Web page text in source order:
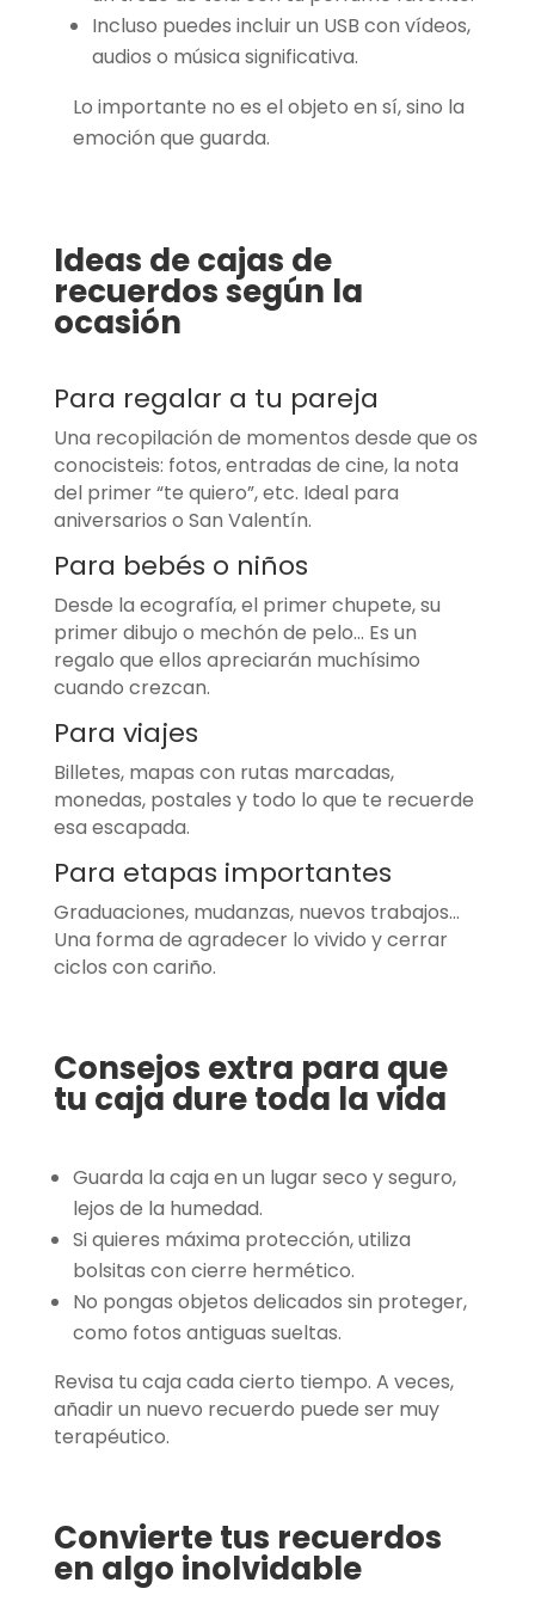
Incluso puedes incluir un USB con vídeos,
audios o música significativa.
Lo importante no es el objeto en sí, sino la
emoción que guarda.
Ideas de cajas de
recuerdos según la
ocasión
Para regalar a tu pareja
Una recopilación de momentos desde que os
conocisteis: fotos, entradas de cine, la nota
del primer “te quiero”, etc. Ideal para
aniversarios o San Valentín.
Para bebés o niños
Desde la ecografía, el primer chupete, su
primer dibujo o mechón de pelo… Es un
regalo que ellos apreciarán muchísimo
cuando crezcan.
Para viajes
Billetes, mapas con rutas marcadas,
monedas, postales y todo lo que te recuerde
esa escapada.
Para etapas importantes
Graduaciones, mudanzas, nuevos trabajos…
Una forma de agradecer lo vivido y cerrar
ciclos con cariño.
Consejos extra para que
tu caja dure toda la vida
Guarda la caja en un lugar seco y seguro,
lejos de la humedad.
Si quieres máxima protección, utiliza
bolsitas con cierre hermético.
No pongas objetos delicados sin proteger,
como fotos antiguas sueltas.
Revisa tu caja cada cierto tiempo. A veces,
añadir un nuevo recuerdo puede ser muy
terapéutico.
Convierte tus recuerdos
en algo inolvidable